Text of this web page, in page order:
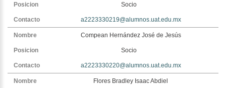
Socio
a2223330219@alumnos.uat.edu.mx
Compean Hernández José de Jesús
Socio
a2223330220@alumnos.uat.edu.mx
Flores Bradley Isaac Abdiel